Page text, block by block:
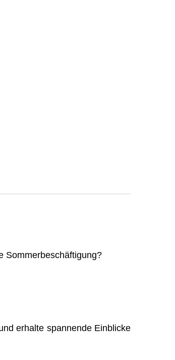
Sommerbeschäftigung?
erhalte spannende Einblicke